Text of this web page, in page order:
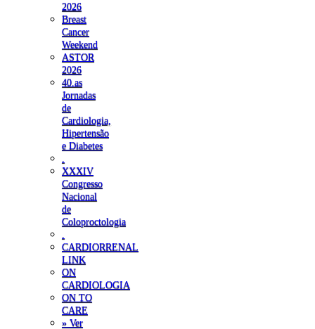
2026
Breast
Cancer
Weekend
ASTOR
2026
40.as
Jornadas
de
Cardiologia,
Hipertensão
e Diabetes
XXXIV
Congresso
Nacional
de
Coloproctologia
CARDIORRENAL
LINK
ON
CARDIOLOGIA
ON TO
CARE
» Ver